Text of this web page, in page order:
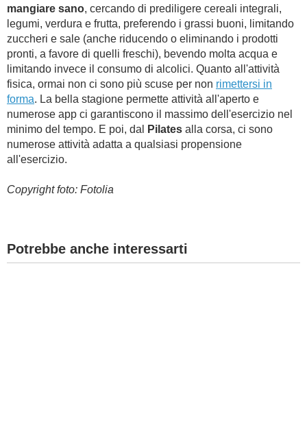
mangiare sano, cercando di prediligere cereali integrali,
legumi, verdura e frutta, preferendo i grassi buoni, limitando
zuccheri e sale (anche riducendo o eliminando i prodotti
pronti, a favore di quelli freschi), bevendo molta acqua e
limitando invece il consumo di alcolici. Quanto all'attività
fisica, ormai non ci sono più scuse per non rimettersi in
forma. La bella stagione permette attività all'aperto e
numerose app ci garantiscono il massimo dell'esercizio nel
minimo del tempo. E poi, dal
Pilates alla corsa, ci sono
numerose attività adatta a qualsiasi propensione
all'esercizio.
Copyright foto: Fotolia
Potrebbe anche interessarti